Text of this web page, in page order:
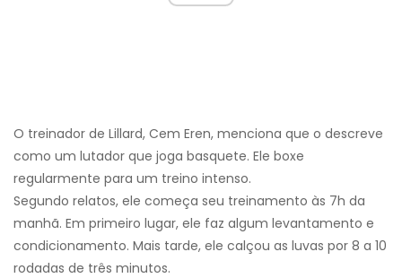
O treinador de Lillard, Cem Eren, menciona que o descreve
como um lutador que joga basquete. Ele boxe
regularmente para um treino intenso.
Segundo relatos, ele começa seu treinamento às 7h da
manhã. Em primeiro lugar, ele faz algum levantamento e
condicionamento. Mais tarde, ele calçou as luvas por 8 a 10
rodadas de três minutos.